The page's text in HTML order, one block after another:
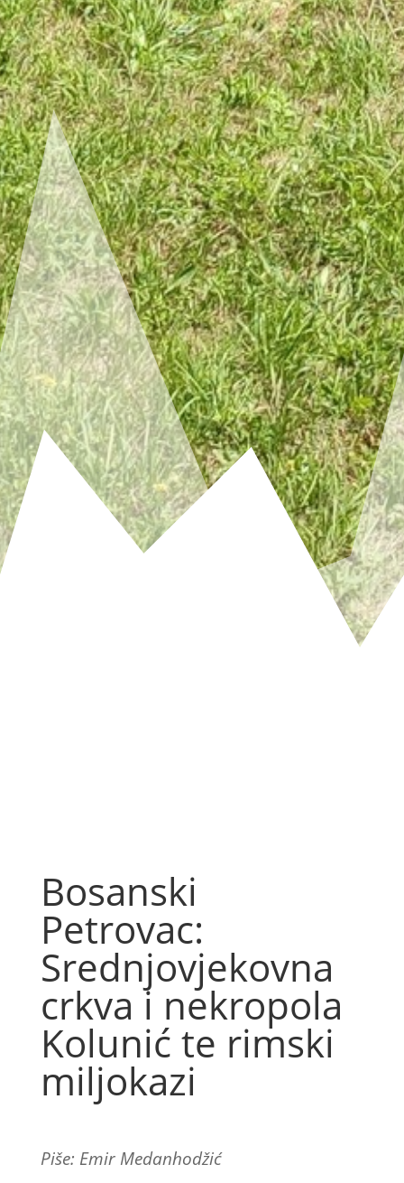
Bosanski
Petrovac:
Srednjovjekovna
crkva i nekropola
Kolunić te rimski
miljokazi
Piše: Emir Medanhodžić